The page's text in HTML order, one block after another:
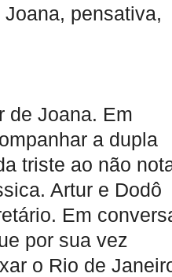
pensativa,
de Joana. Em
a dupla
triste ao não
Artur e Dodô
Em
por sua vez
o Rio de